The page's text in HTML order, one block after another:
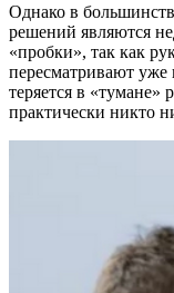
Однако в
решений являются
«пробки», так как
пересматривают уже
теряется в «тумане»
практически никто